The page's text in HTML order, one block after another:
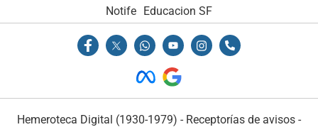
Notife Educacion SF
Hemeroteca Digital (1930-1979) - Receptorías de avisos -